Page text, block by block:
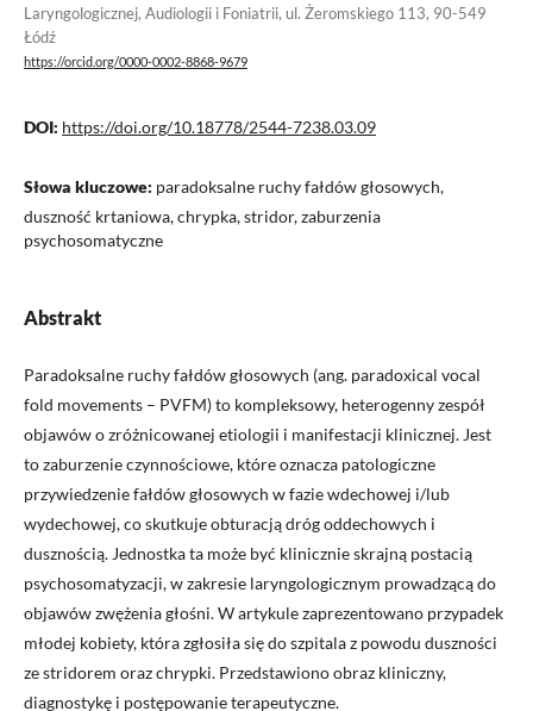
Laryngologicznej, Audiologii i Foniatrii, ul. Żeromskiego 113, 90-549
Łódź
https://orcid.org/0000-0002-8868-9679
DOI: https://doi.org/10.18778/2544-7238.03.09
Słowa kluczowe: paradoksalne ruchy fałdów głosowych,
duszność krtaniowa, chrypka, stridor, zaburzenia
psychosomatyczne
Abstrakt
Paradoksalne ruchy fałdów głosowych (ang. paradoxical vocal
fold movements – PVFM) to kompleksowy, heterogenny zespół
objawów o zróżnicowanej etiologii i manifestacji klinicznej. Jest
to zaburzenie czynnościowe, które oznacza patologiczne
przywiedzenie fałdów głosowych w fazie wdechowej i/lub
wydechowej, co skutkuje obturacją dróg oddechowych i
dusznością. Jednostka ta może być klinicznie skrajną postacią
psychosomatyzacji, w zakresie laryngologicznym prowadzącą do
objawów zwężenia głośni. W artykule zaprezentowano przypadek
młodej kobiety, która zgłosiła się do szpitala z powodu duszności
ze stridorem oraz chrypki. Przedstawiono obraz kliniczny,
diagnostykę i postępowanie terapeutyczne.